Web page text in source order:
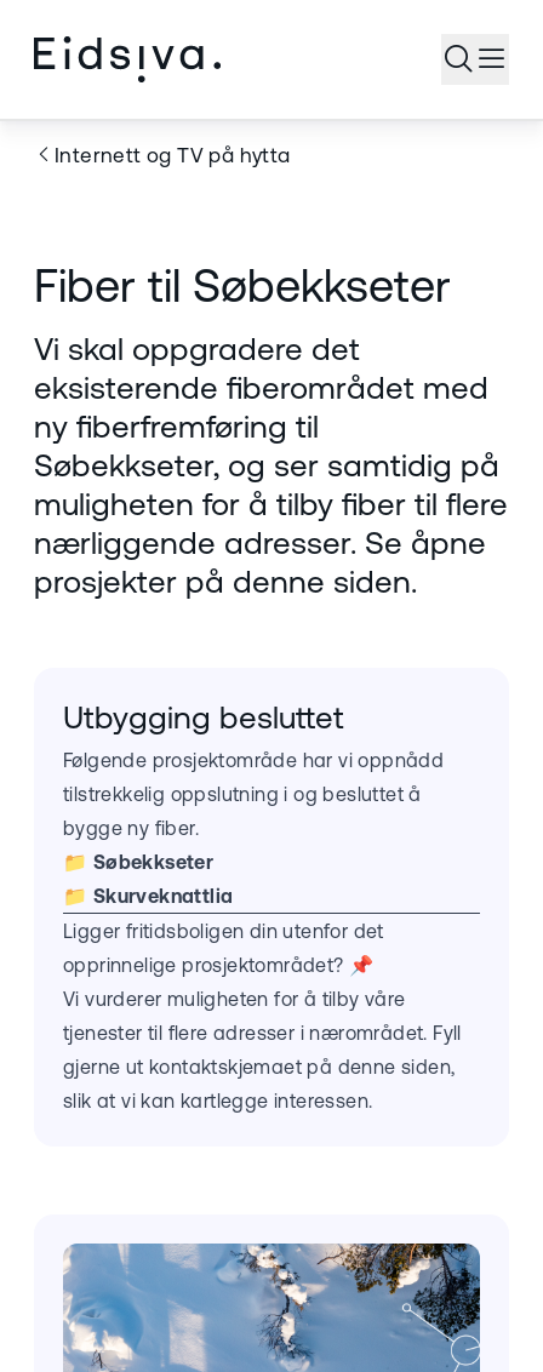
Åpne
Internett og TV på hytta
Fiber til Søbekkseter
Vi skal oppgradere det
eksisterende fiberområdet med
ny fiberfremføring til
Søbekkseter, og ser samtidig på
muligheten for å tilby fiber til flere
nærliggende adresser. Se åpne
prosjekter på denne siden.
Utbygging besluttet
Følgende prosjektområde har vi oppnådd
tilstrekkelig oppslutning i og besluttet å
bygge ny fiber.
📁 Søbekkseter
📁 Skurveknattlia
Ligger fritidsboligen din utenfor det
opprinnelige prosjektområdet? 📌
Vi vurderer muligheten for å tilby våre
tjenester til flere adresser i nærområdet. Fyll
gjerne ut kontaktskjemaet på denne siden,
slik at vi kan kartlegge interessen.